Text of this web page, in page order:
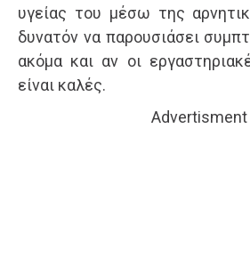
υγείας του μέσω της
δυνατόν να παρουσιάσει
ακόμα και αν οι
είναι καλές.
Advertisment